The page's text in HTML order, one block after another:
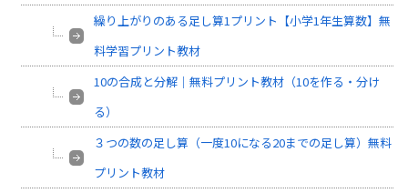
繰り上がりのある足し算1プリント【小学1年生算数】無
料学習プリント教材
10の合成と分解｜無料プリント教材（10を作る・分け
る）
３つの数の足し算（一度10になる20までの足し算）無料
プリント教材